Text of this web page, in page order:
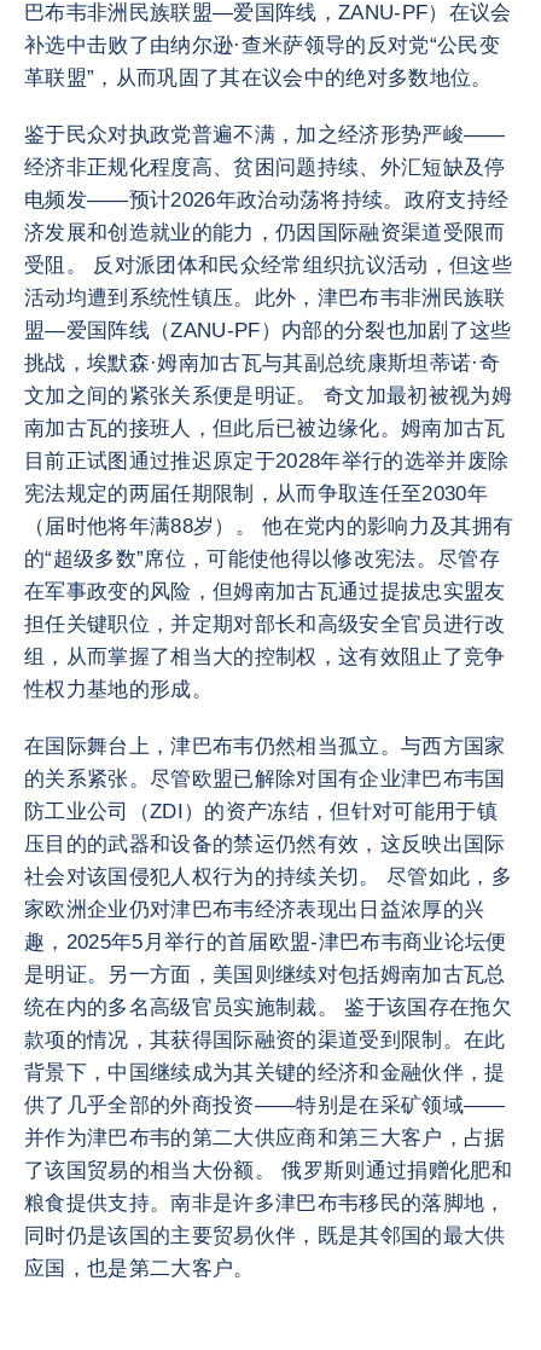
巴布韦非洲民族联盟—爱国阵线，ZANU-PF）在议会
补选中击败了由纳尔逊·查米萨领导的反对党“公民变
革联盟”，从而巩固了其在议会中的绝对多数地位。
鉴于民众对执政党普遍不满，加之经济形势严峻——
经济非正规化程度高、贫困问题持续、外汇短缺及停
电频发——预计2026年政治动荡将持续。政府支持经
济发展和创造就业的能力，仍因国际融资渠道受限而
受阻。 反对派团体和民众经常组织抗议活动，但这些
活动均遭到系统性镇压。此外，津巴布韦非洲民族联
盟—爱国阵线（ZANU-PF）内部的分裂也加剧了这些
挑战，埃默森·姆南加古瓦与其副总统康斯坦蒂诺·奇
文加之间的紧张关系便是明证。 奇文加最初被视为姆
南加古瓦的接班人，但此后已被边缘化。姆南加古瓦
目前正试图通过推迟原定于2028年举行的选举并废除
宪法规定的两届任期限制，从而争取连任至2030年
（届时他将年满88岁）。 他在党内的影响力及其拥有
的“超级多数”席位，可能使他得以修改宪法。尽管存
在军事政变的风险，但姆南加古瓦通过提拔忠实盟友
担任关键职位，并定期对部长和高级安全官员进行改
组，从而掌握了相当大的控制权，这有效阻止了竞争
性权力基地的形成。
在国际舞台上，津巴布韦仍然相当孤立。与西方国家
的关系紧张。尽管欧盟已解除对国有企业津巴布韦国
防工业公司（ZDI）的资产冻结，但针对可能用于镇
压目的的武器和设备的禁运仍然有效，这反映出国际
社会对该国侵犯人权行为的持续关切。 尽管如此，多
家欧洲企业仍对津巴布韦经济表现出日益浓厚的兴
趣，2025年5月举行的首届欧盟-津巴布韦商业论坛便
是明证。另一方面，美国则继续对包括姆南加古瓦总
统在内的多名高级官员实施制裁。 鉴于该国存在拖欠
款项的情况，其获得国际融资的渠道受到限制。在此
背景下，中国继续成为其关键的经济和金融伙伴，提
供了几乎全部的外商投资——特别是在采矿领域——
并作为津巴布韦的第二大供应商和第三大客户，占据
了该国贸易的相当大份额。 俄罗斯则通过捐赠化肥和
粮食提供支持。南非是许多津巴布韦移民的落脚地，
同时仍是该国的主要贸易伙伴，既是其邻国的最大供
应国，也是第二大客户。